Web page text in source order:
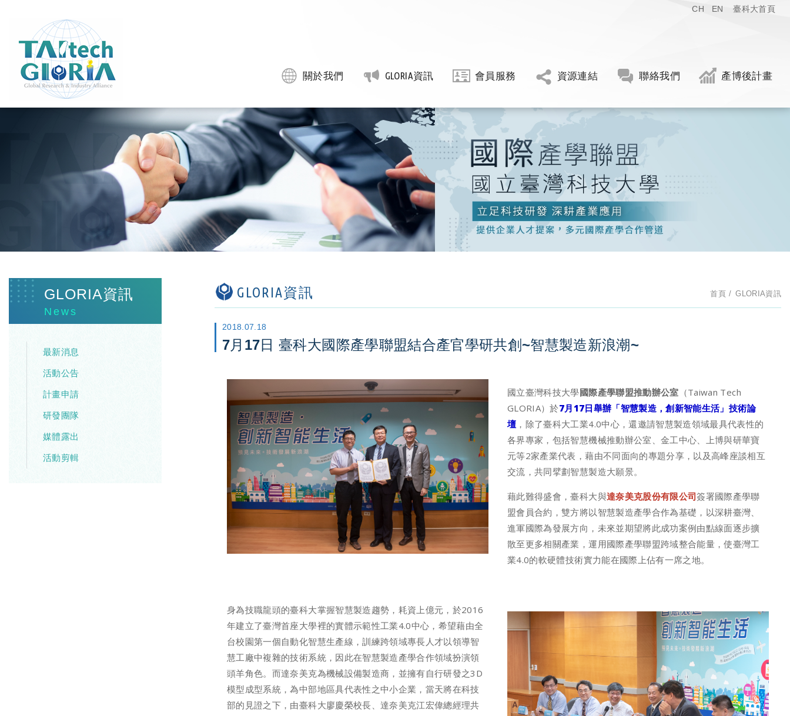
CH EN 臺科大首頁
關於我們 GLORIA資訊 會員服務 資源連結 聯絡我們 產博後計畫
GLORIA資訊
News
最新消息
活動公告
計畫申請
研發團隊
媒體露出
活動剪輯
GLORIA資訊 首頁 GLORIA資訊
2018.07.18
7月17日 臺科大國際產學聯盟結合產官學研共創~智慧製造新浪潮~
國立臺灣科技大學國際產學聯盟推動辦公室 （Taiwan Tech
GLORIA）於7月17日舉辦「智慧製造，創新智能生活」技術論
壇 ，除了臺科大工業4.0中心，還邀請智慧製造領域最具代表性的
各界專家，包括智慧機械推動辦公室、金工中心、上博與研華寶
元等2家產業代表，藉由不同面向的專題分享，以及高峰座談相互
交流，共同擘劃智慧製造大願景。
藉此難得盛會，臺科大與達奈美克股份有限公司簽署國際產學聯
盟會員合約，雙方將以智慧製造產學合作為基礎，以深耕臺灣、
進軍國際為發展方向，未來並期望將此成功案例由點線面逐步擴
散至更多相關產業，運用國際產學聯盟跨域整合能量，使臺灣工
業4.0的軟硬體技術實力能在國際上佔有一席之地。
身為技職龍頭的臺科大掌握智慧製造趨勢，耗資上億元，於2016
年建立了臺灣首座大學裡的實體示範性工業4.0中心，希望藉由全
台校園第一個自動化智慧生產線，訓練跨領域專長人才以領導智
慧工廠中複雜的技術系統，因此在智慧製造產學合作領域扮演領
頭羊角色。而達奈美克為機械設備製造商，並擁有自行研發之3D
模型成型系統，為中部地區具代表性之中小企業，當天將在科技
部的見證之下，由臺科大廖慶榮校長、達奈美克江宏偉總經理共